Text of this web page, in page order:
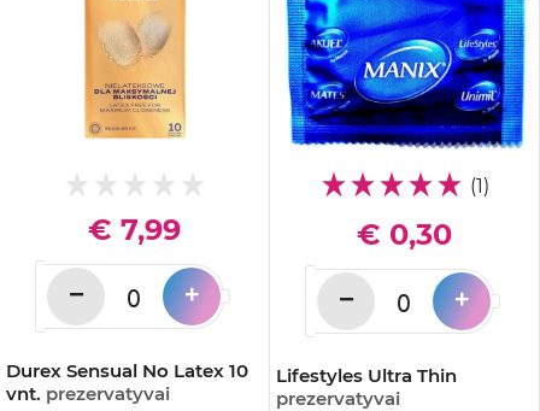
Durex Sensual No Latex 10
vnt. prezervatyvai
€ 7,99
− +
(1)
Lifestyles Ultra Thin
prezervatyvai
€ 0,30
− +